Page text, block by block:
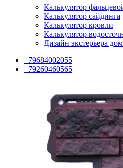
Калькулятор
Калькулятор сайдинга
Калькулятор кровли
Калькулятор
Дизайн экстерьера
+79684002055
+79260460565